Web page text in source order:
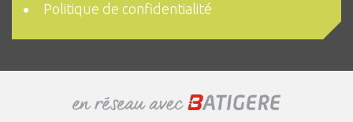
Politique de confidentialité